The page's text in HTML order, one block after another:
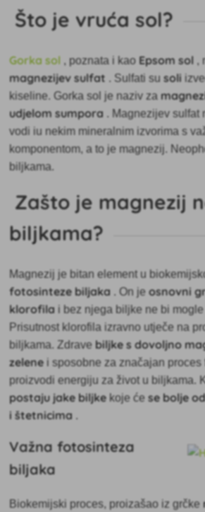
Što je vruća sol?
Gorka sol , poznata i kaoEpsom sol ,
magnezijev sulfat . Sulfati susoli
kiseline. Gorka sol je naziv za
udjelom sumpora . Magnezijev sulfat
vodi iu nekim mineralnim izvorima s
komponentom, a to je magnezij.
biljkama.
Zašto je magnezij
biljkama?
Magnezij je bitan element u
fotosinteze biljaka . On jeosnovni
klorofila i bez njega biljke ne bi
Prisutnost klorofila izravno utječe na
biljkama. Zdrave biljke s dovoljno
zelenei sposobne za značajan proces
proizvodi energiju za život u biljkama.
postaju jake biljkekoje ćese bolje
i štetnicima .
Važna fotosinteza
biljaka
Biokemijski proces, proizašao iz grčke